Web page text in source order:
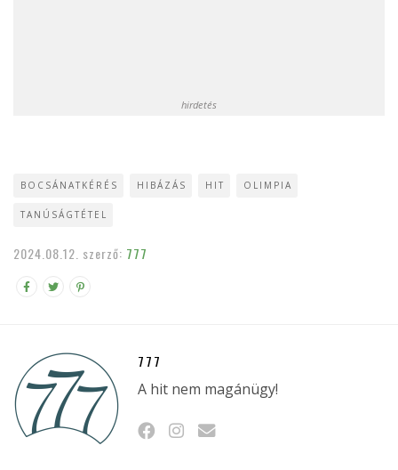
hirdetés
BOCSÁNATKÉRÉS HIBÁZÁS HIT OLIMPIA
TANÚSÁGTÉTEL
2024.08.12. szerző: 777
777
A hit nem magánügy!